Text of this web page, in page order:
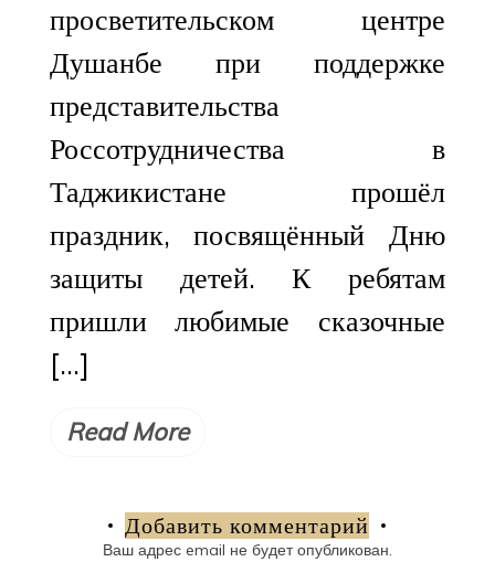
просветительском центре
Душанбе при поддержке
представительства
Россотрудничества в
Таджикистане прошёл
праздник, посвящённый Дню
защиты детей. К ребятам
пришли любимые сказочные
[…]
Read More
Добавить комментарий
Ваш адрес email не будет опубликован.